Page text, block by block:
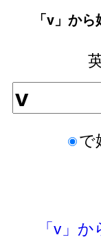
「v」か
で
「v」